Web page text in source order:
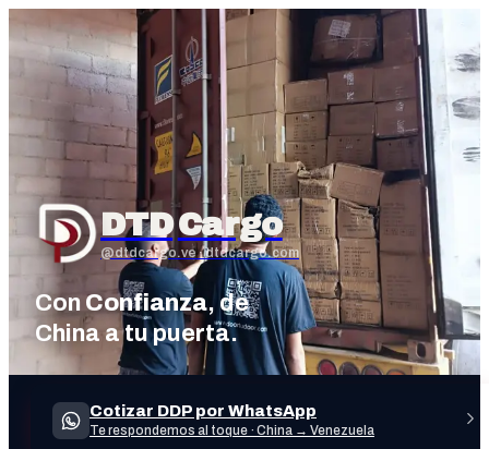
DTDCargo
@dtdcargo.ve· dtdcargo.com
Con Confianza, de
China a tu puerta.
Cotizar DDP por WhatsApp
Te respondemos al toque · China → Venezuela